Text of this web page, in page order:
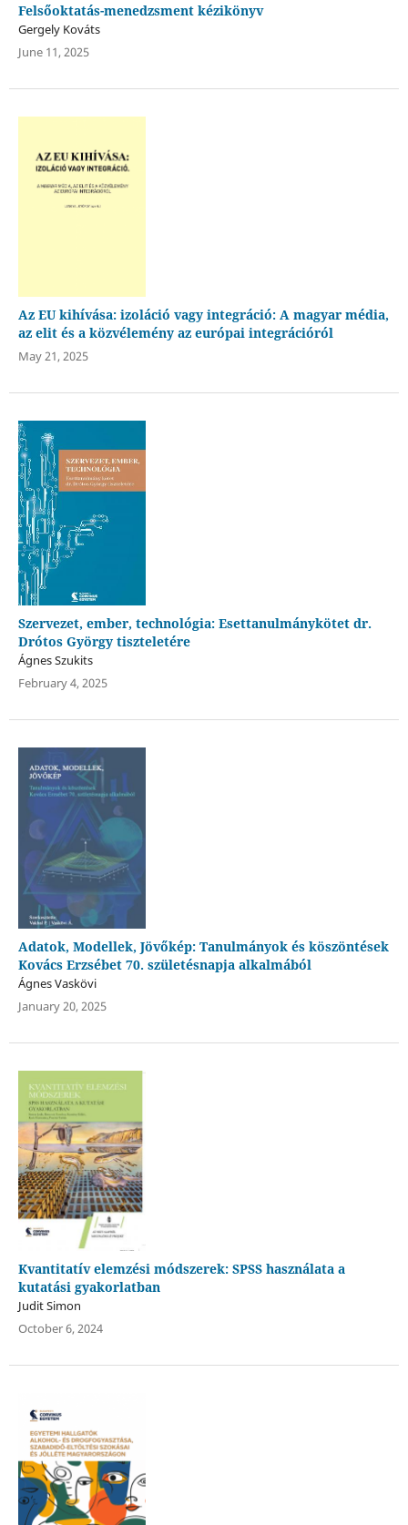
Felsőoktatás-menedzsment kézikönyv
Gergely Kováts
June 11, 2025
Az EU kihívása: izoláció vagy integráció: A magyar média,
az elit és a közvélemény az európai integrációról
May 21, 2025
Szervezet, ember, technológia: Esettanulmánykötet dr.
Drótos György tiszteletére
Ágnes Szukits
February 4, 2025
Adatok, Modellek, Jövőkép: Tanulmányok és köszöntések
Kovács Erzsébet 70. születésnapja alkalmából
Ágnes Vaskövi
January 20, 2025
Kvantitatív elemzési módszerek: SPSS használata a
kutatási gyakorlatban
Judit Simon
October 6, 2024